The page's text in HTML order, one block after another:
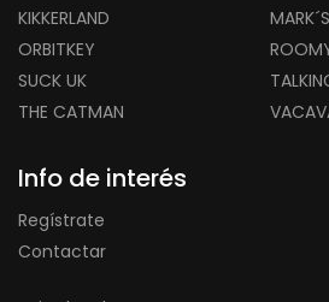
KIKKERLAND
MARK´S
ORBITKEY
SUCK UK
THE CATMAN
Info de interés
Regístrate
Contactar